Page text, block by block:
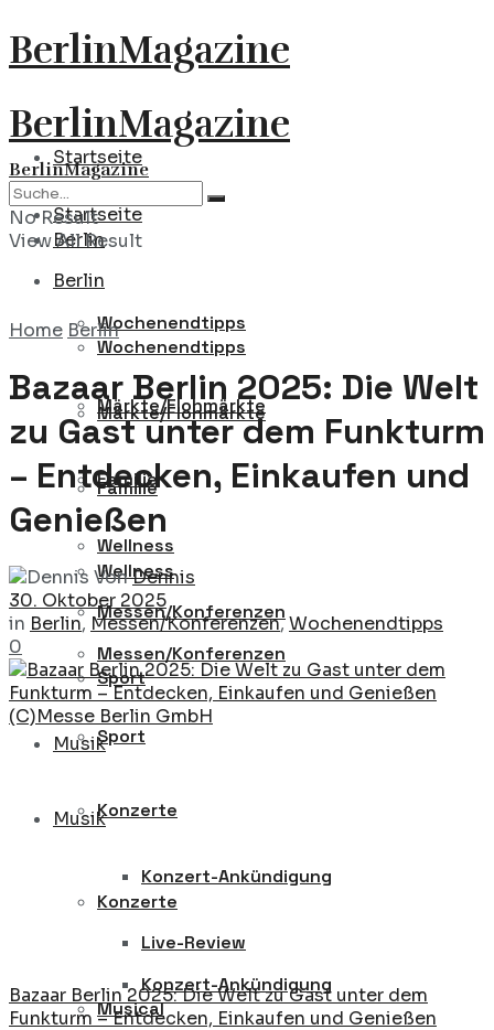
BerlinMagazine
Startseite
Berlin
Wochenendtipps
Märkte/Flohmärkte
Familie
Wellness
Messen/Konferenzen
Sport
Musik
Konzerte
Konzert-Ankündigung
BerlinMagazine
Startseite
Berlin
Wochenendtipps
Märkte/Flohmärkte
Familie
Wellness
Messen/Konferenzen
Sport
Musik
Konzerte
Konzert-Ankündigung
Live-Review
Musical
BerlinMagazine
No Result
View All Result
Home Berlin
Bazaar Berlin 2025: Die Welt
zu Gast unter dem Funkturm
– Entdecken, Einkaufen und
Genießen
VonDennis
30. Oktober 2025
in Berlin, Messen/Konferenzen,Wochenendtipps
0
Bazaar Berlin 2025: Die Welt zu Gast unter dem
Funkturm – Entdecken, Einkaufen und Genießen